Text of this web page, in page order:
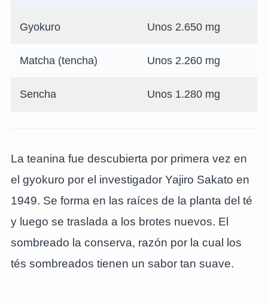
Gyokuro Unos 2.650 mg
Matcha (tencha) Unos 2.260 mg
Sencha Unos 1.280 mg
La teanina fue descubierta por primera vez en
el gyokuro por el investigador Yajiro Sakato en
1949. Se forma en las raíces de la planta del té
y luego se traslada a los brotes nuevos. El
sombreado la conserva, razón por la cual los
tés sombreados tienen un sabor tan suave.